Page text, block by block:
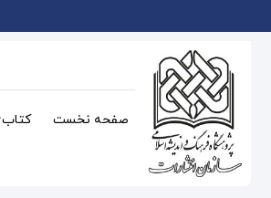
صفحه نخست کتاب